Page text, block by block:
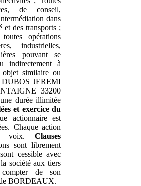
de conseil,
dans
des transports ;
opérations
industrielles,
pouvant se
indirectement à
similaire ou
JEREMI
33200
durée illimitée
et exercice du
actionnaire est
Chaque action
voix. Clauses
sont librement
cessible avec
société aux tiers
de son
BORDEAUX.